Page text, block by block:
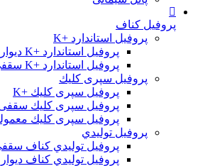
پروفیل کناف
پروفیل استاندارد +K
پروفیل استاندارد +K دیواری
پروفیل استاندارد +K سقفی
پروفیل سپری کلیك
پروفیل سپری کلیك +K
پروفیل سپری کلیك سقفی
پروفیل سپری کلیك معمولی
پروفیل تولیدي
پروفیل تولیدي کناف سقفی
پروفیل تولیدي کناف دیواری